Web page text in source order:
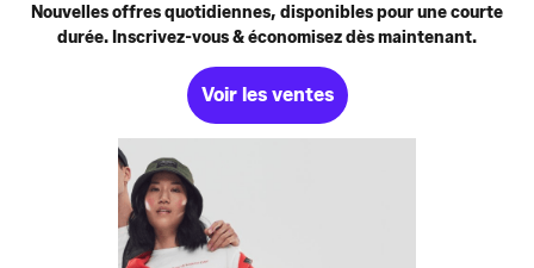
Nouvelles offres quotidiennes, disponibles pour une courte
durée. Inscrivez-vous & économisez dès maintenant.
Voir les ventes